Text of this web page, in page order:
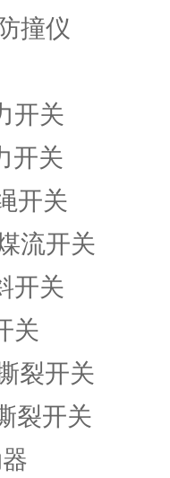
撞仪
开关
开关
开关
流开关
开关
关
裂开关
裂开关